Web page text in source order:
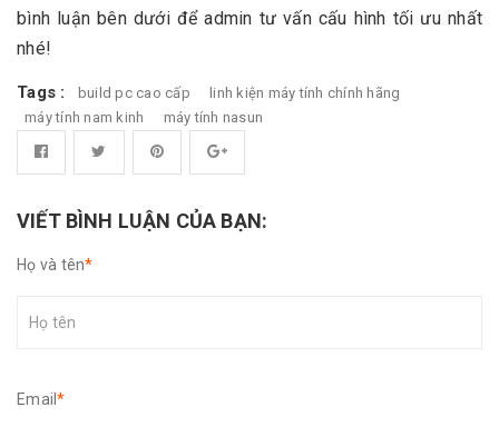
bình luận bên dưới để admin tư vấn cấu hình tối ưu nhất
nhé!
Tags : build pc cao cấp
linh kiện máy tính chính hãng
máy tính nam kinh
máy tính nasun
VIẾT BÌNH LUẬN CỦA BẠN:
Họ và tên*
Email*